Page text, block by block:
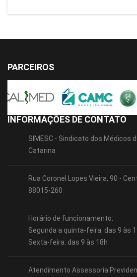
PARCEIROS
INFORMAÇÕES DE CONTATO
SIMESC - Sindicato dos Médicos
Catarina
Rua Coronel Lopes Vieira, 90 -
88015-260
Horário de funcionamento:
Segunda a quinta-feira: das 9 às
Sexta-feira: das 9 às 18h
Atendimento Assessoria